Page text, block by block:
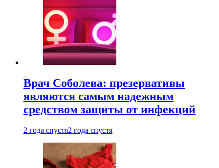
Врач Соболева: презервативы
являются самым надежным
средством защиты от инфекций
2 года спустя2 года спустя